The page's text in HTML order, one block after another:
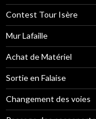
Contest Tour Isère
Mur Lafaille
Achat de Matériel
Sortie en Falaise
Changement des voies